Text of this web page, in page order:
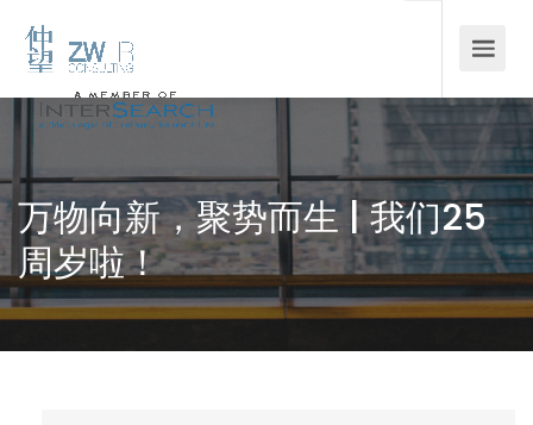
万物向新，聚势而生 | 我们25
周岁啦！